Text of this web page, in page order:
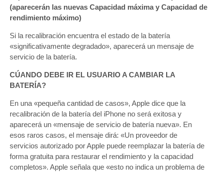
(aparecerán las nuevas Capacidad máxima y Capacidad de
rendimiento máximo)
Si la recalibración encuentra el estado de la batería
«significativamente degradado», aparecerá un mensaje de
servicio de la batería.
CÚANDO DEBE IR EL USUARIO A CAMBIAR LA
BATERÍA?
En una «pequeña cantidad de casos», Apple dice que la
recalibración de la batería del iPhone no será exitosa y
aparecerá un «mensaje de servicio de batería nueva». En
esos raros casos, el mensaje dirá: «Un proveedor de
servicios autorizado por Apple puede reemplazar la batería de
forma gratuita para restaurar el rendimiento y la capacidad
completos». Apple señala que «esto no indica un problema de